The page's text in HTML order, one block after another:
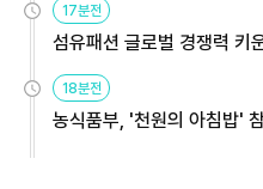
17분전
섬유패션 글로벌 경쟁력
18분전
농식품부, '천원의 아침밥'